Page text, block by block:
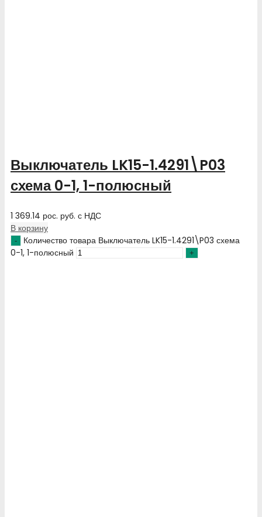
Выключатель LK15-1.4291\P03
схема 0-1, 1-полюсный
1 369.14 рос. руб. с НДС
В корзину
Количество товара Выключатель LK15-1.4291\P03 схема
0-1, 1-полюсный